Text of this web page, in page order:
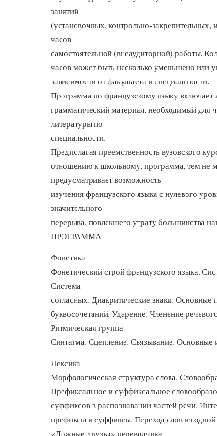
занятий
(установочных, контрольно-закрепительных,
часов
самостоятельной (внеаудиторной) работы.
часов может быть несколько уменьшено или
зависимости от факультета и специальности.
Программа по французскому языку включает
грамматический материал, необходимый для
литературы по
специальности.
Предполагая преемственность вузовского
отношению к школьному, программа, тем не
предусматривает возможность
изучения французского языка с нулевого
значительного
перерыва, повлекшего утрату большинства
ПРОГРАММА
Фонетика
Фонетический строй французского языка.
Система
согласных. Диакритические знаки. Основные
буквосочетаний. Ударение. Членение
Ритмическая группа.
Синтагма. Сцепление. Связывание. Основные
Лексика
Морфологическая структура слова.
Префиксальное и суффиксальное
суффиксов в распознавании частей речи.
префиксы и суффиксы. Переход слов из
«Ложные друзья» переводчика.